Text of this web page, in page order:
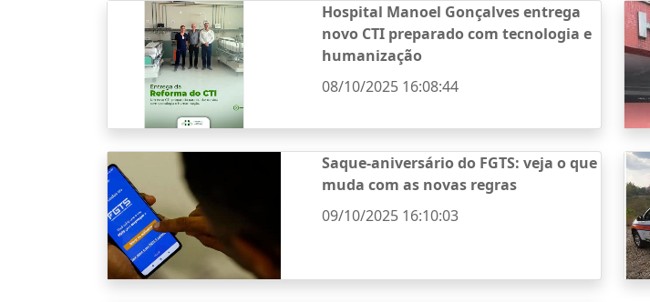
Hospital Manoel Gonçalves entrega
novo CTI preparado com tecnologia e
humanização
08/10/2025 16:08:44
Saque-aniversário do FGTS: veja o que
muda com as novas regras
09/10/2025 16:10:03